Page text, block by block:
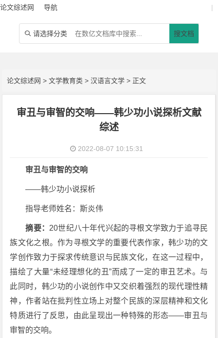
论文综述网 导航 |
 请选择分类 搜文档
论文综述网 >文学教育类 >汉语言文学 > 正文
审丑与审智的交响——韩少功小说探析文献
综述
2022-08-07 10:15:31
审丑与审智的交响
——韩少功小说探析
指导老师姓名：斯炎伟
摘要： 20世纪八十年代兴起的寻根文学致力于追寻民
族文化之根。作为寻根文学的重要代表作家，韩少功的文
学创作致力于探求传统意识与民族文化，在这一过程中，
描绘了大量“未经理想化的丑”而成了一定的审丑艺术。与
此同时，韩少功的小说创作中又交织着强烈的现代理性精
神，作者站在批判性立场上对整个民族的深层精神和文化
特质进行了反思，由此呈现出一种特殊的形态——审丑与
审智的交响。